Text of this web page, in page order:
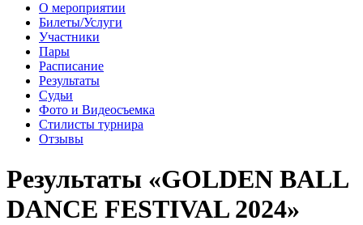
О мероприятии
Билеты/Услуги
Участники
Пары
Расписание
Результаты
Судьи
Фото и Видеосъемка
Стилисты турнира
Отзывы
Результаты «GOLDEN BALL
DANCE FESTIVAL 2024»